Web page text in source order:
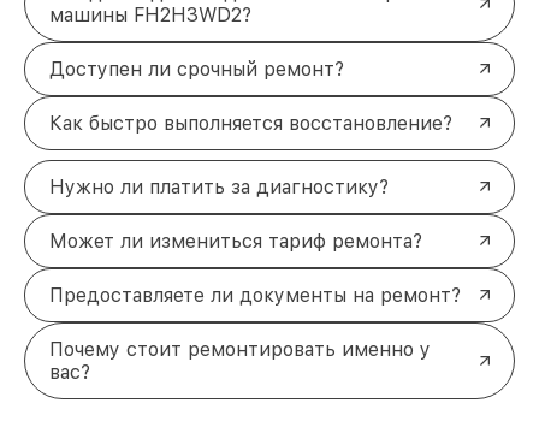
машины FH2H3WD2?
Доступен ли срочный ремонт?
Как быстро выполняется восстановление?
Нужно ли платить за диагностику?
Может ли измениться тариф ремонта?
Предоставляете ли документы на ремонт?
Почему стоит ремонтировать именно у
вас?